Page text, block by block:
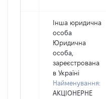
Інша юридична
особа
Юридична
особа,
зареєстрована
в Україні
Найменування:
АКЦІОНЕРНЕ